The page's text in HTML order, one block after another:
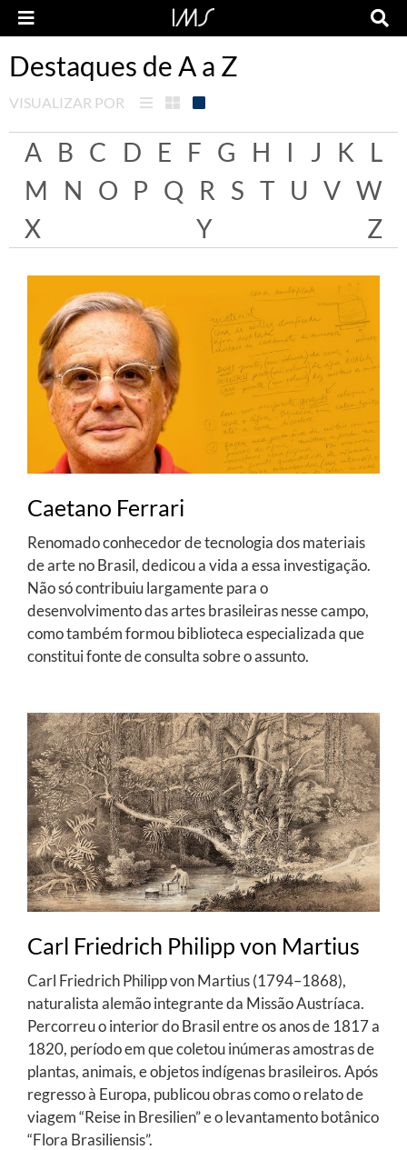
Destaques de A a Z
VISUALIZAR POR
A B C D E F G H I J K L
M
N O P Q R S T U V W
X
Y Z
Caetano Ferrari
Renomado conhecedor de tecnologia dos materiais
de arte no Brasil, dedicou a vida a essa investigação.
Não só contribuiu largamente para o
desenvolvimento das artes brasileiras nesse campo,
como também formou biblioteca especializada que
constitui fonte de consulta sobre o assunto.
Carl Friedrich Philipp von Martius
Carl Friedrich Philipp von Martius (1794–1868),
naturalista alemão integrante da Missão Austríaca.
Percorreu o interior do Brasil entre os anos de 1817 a
1820, período em que coletou inúmeras amostras de
plantas, animais, e objetos indígenas brasileiros. Após
regresso à Europa, publicou obras como o relato de
viagem “Reise in Bresilien” e o levantamento botânico
“Flora Brasiliensis”.